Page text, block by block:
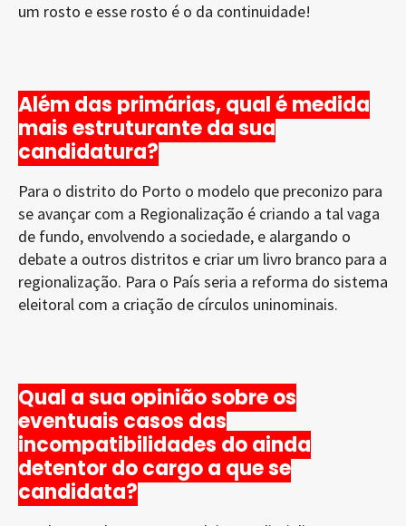
um rosto e esse rosto é o da continuidade!
Além das primárias, qual é medida
mais estruturante da sua
candidatura?
Para o distrito do Porto o modelo que preconizo para
se avançar com a Regionalização é criando a tal vaga
de fundo, envolvendo a sociedade, e alargando o
debate a outros distritos e criar um livro branco para a
regionalização. Para o País seria a reforma do sistema
eleitoral com a criação de círculos uninominais.
Qual a sua opinião sobre os
eventuais casos das
incompatibilidades do ainda
detentor do cargo a que se
candidata?